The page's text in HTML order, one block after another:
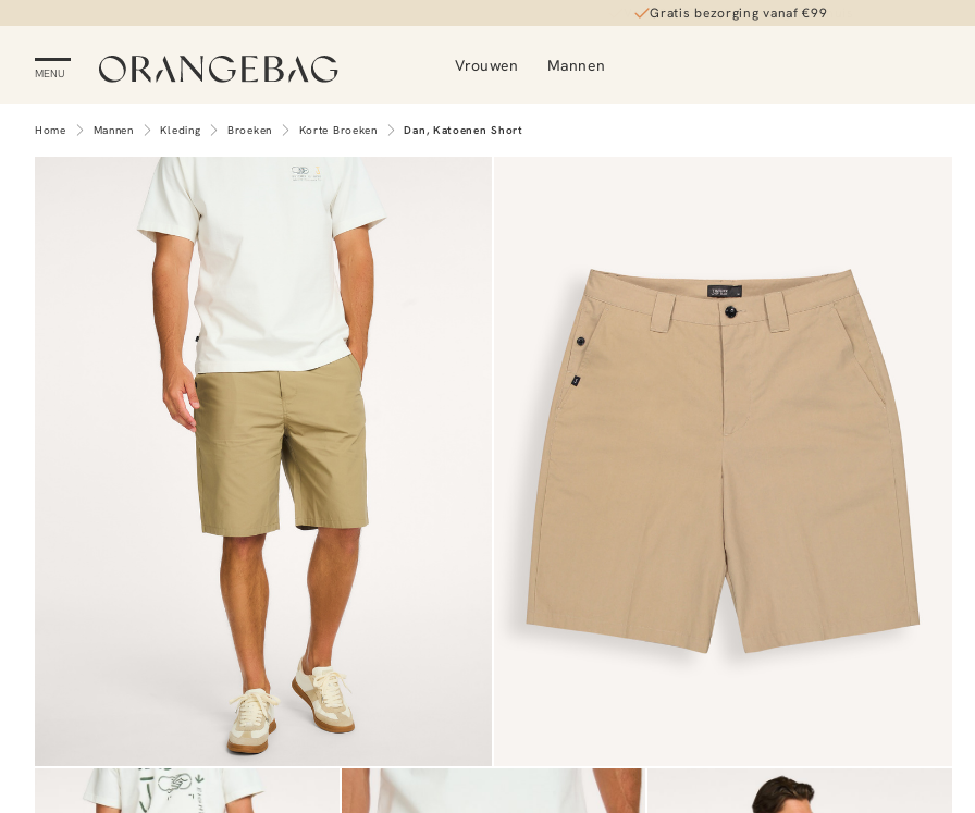
Gratis bezorging vanaf €99
MENU Vrouwen Mannen
Home Mannen Kleding Broeken Korte Broeken Dan, Katoenen Short